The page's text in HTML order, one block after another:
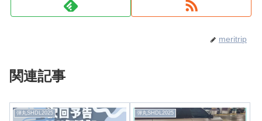
meritrip
関連記事
弾丸SHDL2025 弾丸SHDL2025